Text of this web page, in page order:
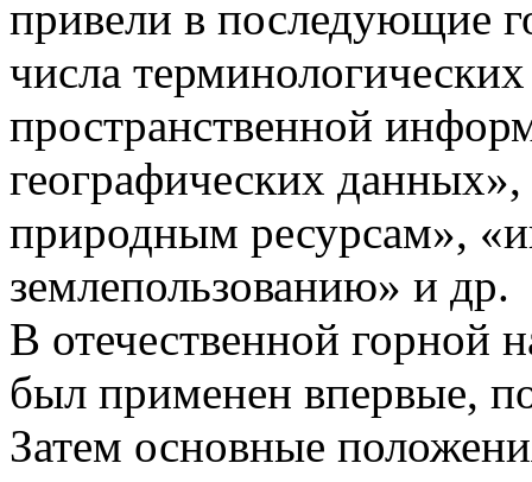
привели в последующие
числа
пространственной
географических
природным ресурсам»,
землепользованию» и др.
В отечественной горной
был применен впервые,
Затем основные